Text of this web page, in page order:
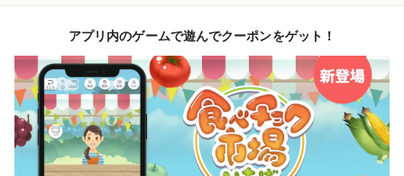
アプリ内のゲームで遊んでクーポンをゲット！